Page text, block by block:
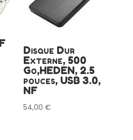
Disque Dur
Externe, 500
Go,HEDEN, 2.5
pouces, USB 3.0,
NF
54,00€